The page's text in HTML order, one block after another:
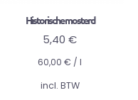
Historische mosterd
5,40 €
60,00 € / l
incl. BTW